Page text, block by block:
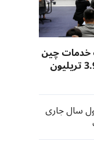
خدمات چین
در نیمه اول سال 2025 به 3.9 تریلیون
در 10 ماه اول سال جاری